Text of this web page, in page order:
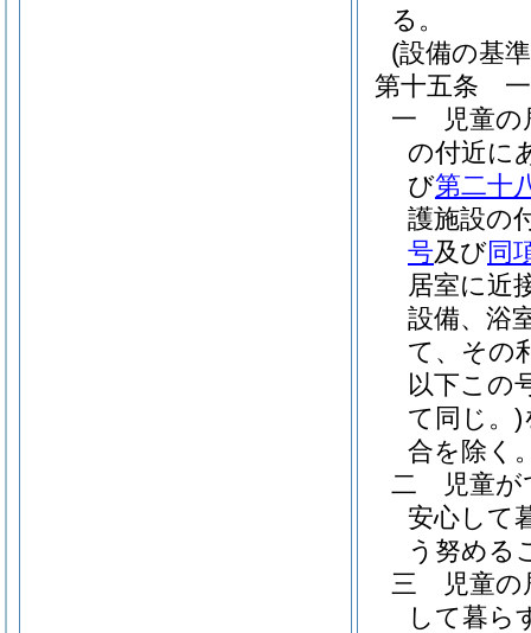
る。
(設備の基
第十五条
一
児童
の付近に
び第二十
護施設の
号及び同
居室に近
設備、浴
て、その
以下この
て同じ。)
合を除く
二
児童
安心して
う努める
三
児童
して暮ら